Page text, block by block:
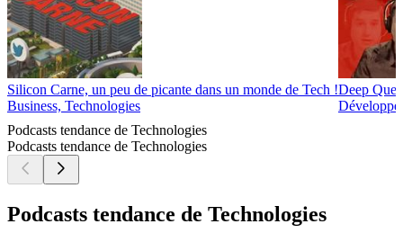
Silicon Carne, un peu de picante dans un monde de Tech !
Business, Technologies
Deep
Podcasts tendance de Technologies
Podcasts tendance de Technologies
Podcasts tendance de Technologies